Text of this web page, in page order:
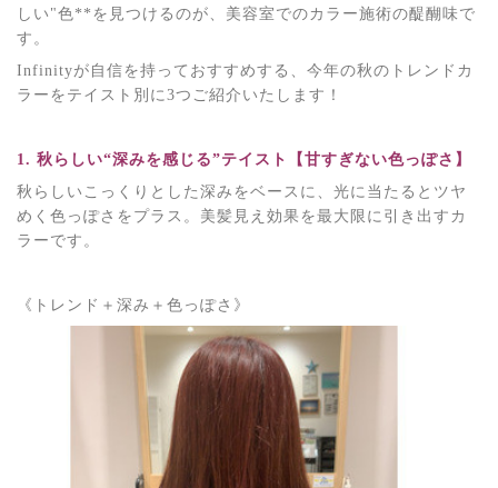
しい"色**を見つけるのが、美容室でのカラー施術の醍醐味で
す。
Infinityが自信を持っておすすめする、今年の秋のトレンドカ
ラーをテイスト別に3つご紹介いたします！
1. 秋らしい“深みを感じる”テイスト【甘すぎない色っぽさ】
秋らしいこっくりとした深みをベースに、光に当たるとツヤ
めく色っぽさをプラス。美髪見え効果を最大限に引き出すカ
ラーです。
《トレンド＋深み＋色っぽさ》